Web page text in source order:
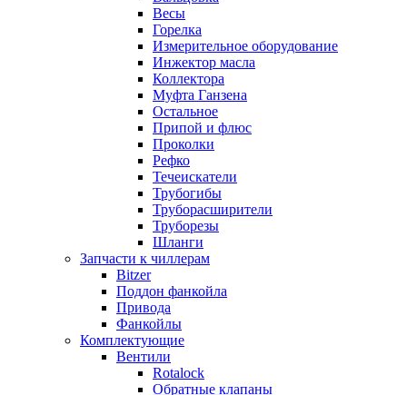
Весы
Горелка
Измерительное оборудование
Инжектор масла
Коллектора
Муфта Ганзена
Остальное
Припой и флюс
Проколки
Рефко
Течеискатели
Трубогибы
Труборасширители
Труборезы
Шланги
Запчасти к чиллерам
Bitzer
Поддон фанкойла
Привода
Фанкойлы
Комплектующие
Вентили
Rotalock
Обратные клапаны